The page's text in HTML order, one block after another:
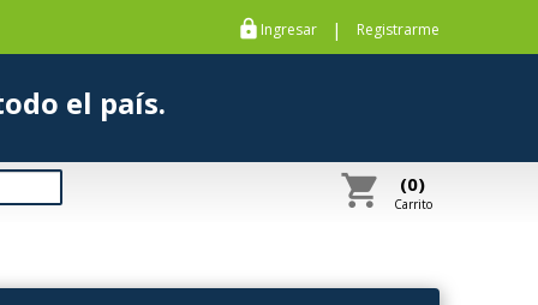
https Ingresar | Registrarme
a todo el país.
shopping_cart (0)
Carrito